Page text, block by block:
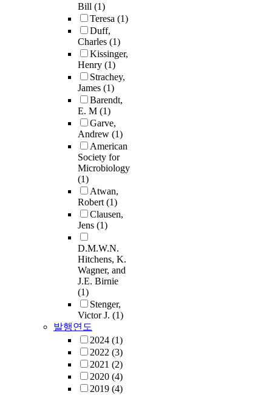
Bill (1)
Teresa (1)
Duff,
Charles (1)
Kissinger,
Henry (1)
Strachey,
James (1)
Barendt,
E. M (1)
Garve,
Andrew (1)
American
Society for
Microbiology
(1)
Atwan,
Robert(1)
Clausen,
Jens (1)
D.M.W.N.
Hitchens, K.
Wagner, and
J.E. Birnie
(1)
Stenger,
Victor J. (1)
발행연도
2024 (1)
2022 (3)
2021 (2)
2020 (4)
2019 (4)